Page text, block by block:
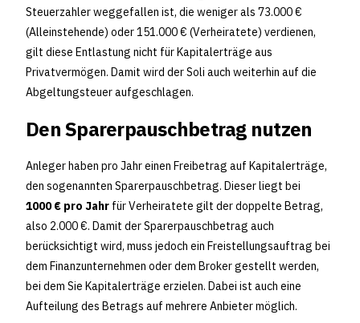
Steuerzahler weggefallen ist, die weniger als 73.000 €
(Alleinstehende) oder 151.000 € (Verheiratete) verdienen,
gilt diese Entlastung nicht für Kapitalerträge aus
Privatvermögen. Damit wird der Soli auch weiterhin auf die
Abgeltungsteuer aufgeschlagen.
Den Sparerpauschbetrag nutzen
Anleger haben pro Jahr einen Freibetrag auf Kapitalerträge,
den sogenannten Sparerpauschbetrag. Dieser liegt bei
1000 € pro Jahr für Verheiratete gilt der doppelte Betrag,
also 2.000 €. Damit der Sparerpauschbetrag auch
berücksichtigt wird, muss jedoch ein Freistellungsauftrag bei
dem Finanzunternehmen oder dem Broker gestellt werden,
bei dem Sie Kapitalerträge erzielen. Dabei ist auch eine
Aufteilung des Betrags auf mehrere Anbieter möglich.